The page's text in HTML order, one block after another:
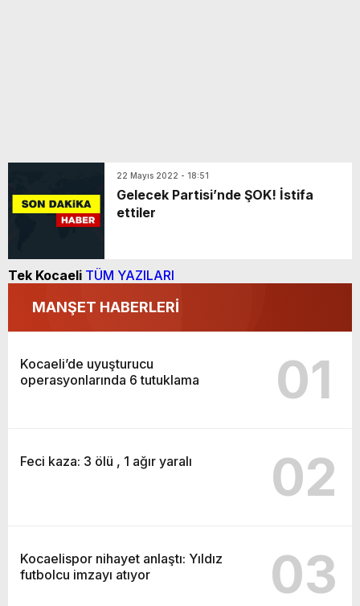
22 Mayıs 2022 - 18:51
Gelecek Partisi’nde ŞOK! İstifa
ettiler
Tek Kocaeli TÜM YAZILARI
MANŞET HABERLERİ
Kocaeli’de uyuşturucu
operasyonlarında 6 tutuklama
01
Feci kaza: 3 ölü , 1 ağır yaralı 02
Kocaelispor nihayet anlaştı: Yıldız
futbolcu imzayı atıyor
03